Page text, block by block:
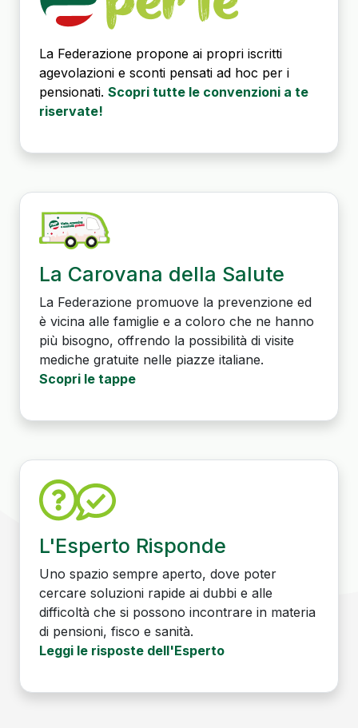
La Federazione propone ai propri iscritti
agevolazioni e sconti pensati ad hoc per i
pensionati. Scopri tutte le convenzioni a te
riservate!
La Carovana della Salute
La Federazione promuove la prevenzione ed
è vicina alle famiglie e a coloro che ne hanno
più bisogno, offrendo la possibilità di visite
mediche gratuite nelle piazze italiane.
Scopri le tappe
L'Esperto Risponde
Uno spazio sempre aperto, dove poter
cercare soluzioni rapide ai dubbi e alle
difficoltà che si possono incontrare in materia
di pensioni, fisco e sanità.
Leggi le risposte dell'Esperto